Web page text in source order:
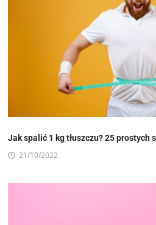
Jak spalić 1 kg tłuszczu? 25 prostych
21/10/2022